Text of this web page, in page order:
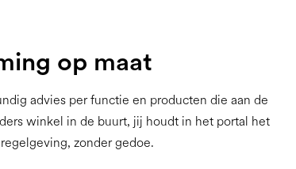
op maat
advies per functie en producten die aan de
winkel in de buurt, jij houdt in het portal het
zonder gedoe.